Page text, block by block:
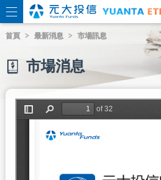
首頁 最新消息 市場訊息
市場消息